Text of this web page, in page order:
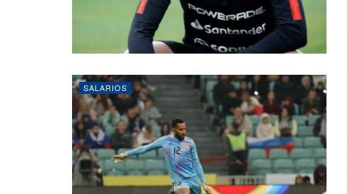
SALARIOS